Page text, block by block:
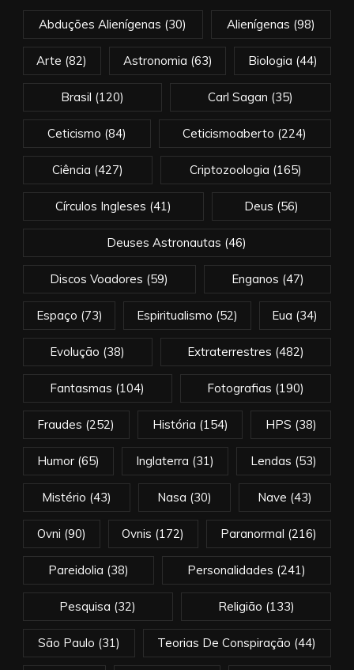
Abduções Alienígenas (30) Alienígenas (98)
Arte (82) Astronomia (63) Biologia (44)
Brasil (120) Carl Sagan (35)
Ceticismo (84) Ceticismoaberto (224)
Ciência (427) Criptozoologia (165)
Círculos Ingleses (41) Deus (56)
Deuses Astronautas (46)
Discos Voadores (59) Enganos (47)
Espaço (73) Espiritualismo (52) Eua (34)
Evolução (38) Extraterrestres (482)
Fantasmas (104) Fotografias (190)
Fraudes (252) História (154) HPS (38)
Humor(65) Inglaterra (31) Lendas (53)
Mistério (43) Nasa (30) Nave (43)
Ovni (90) Ovnis (172) Paranormal (216)
Pareidolia (38) Personalidades (241)
Pesquisa (32) Religião (133)
São Paulo (31) Teorias De Conspiração (44)